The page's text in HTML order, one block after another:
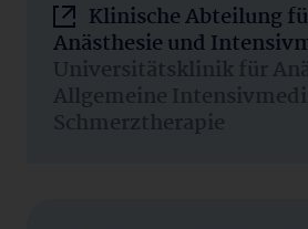
Klinische Abteilung
Anästhesie und
Universitätsklinik für
Allgemeine
Schmerztherapie